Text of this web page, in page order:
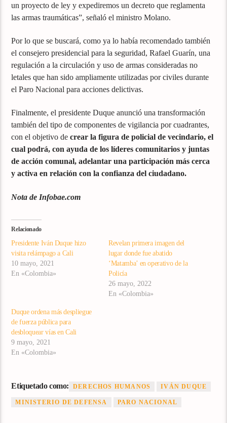
un proyecto de ley y expediremos un decreto que reglamenta
las armas traumáticas”, señaló el ministro Molano.
Por lo que se buscará, como ya lo había recomendado también
el consejero presidencial para la seguridad, Rafael Guarín, una
regulación a la circulación y uso de armas consideradas no
letales que han sido ampliamente utilizadas por civiles durante
el Paro Nacional para acciones delictivas.
Finalmente, el presidente Duque anunció una transformación
también del tipo de componentes de vigilancia por cuadrantes,
con el objetivo decrear la figura de policial de vecindario, el
cual podrá, con ayuda de los líderes comunitarios y juntas
de acción comunal, adelantar una participación más cerca
y activa en relación con la confianza del ciudadano.
Nota de Infobae.com
Relacionado
Presidente Iván Duque hizo
visita relámpago a Cali
10 mayo, 2021
En «Colombia»
Revelan primera imagen del
lugar donde fue abatido
‘Matamba’ en operativo de la
Policía
26 mayo, 2022
En «Colombia»
Duque ordena más despliegue
de fuerza pública para
desbloquear vías en Cali
9 mayo, 2021
En «Colombia»
Etiquetado como: DERECHOS HUMANOS IVÁN DUQUE
MINISTERIO DE DEFENSA PARO NACIONAL